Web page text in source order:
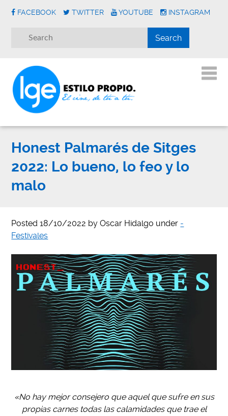
FACEBOOK TWITTER YOUTUBE INSTAGRAM
Honest Palmarés de Sitges
2022: Lo bueno, lo feo y lo
malo
Posted18/10/2022 byOscar Hidalgo under -
Festivales
«No hay mejor consejero que aquel que sufre en sus
propias carnes todas las calamidades que trae el